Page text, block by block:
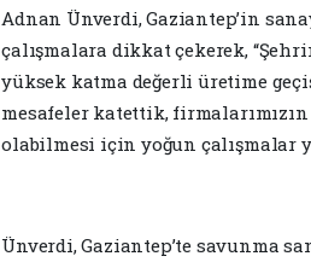
Adnan Ünverdi, Gaziantep’in
çalışmalara dikkat çekerek,
yüksek katma değerli üretime
mesafeler katettik,
olabilmesi için yoğun çalışmalar
Ünverdi, Gaziantep’te savunma